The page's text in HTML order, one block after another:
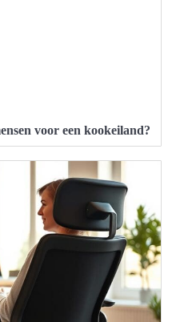
voor een kookeiland?